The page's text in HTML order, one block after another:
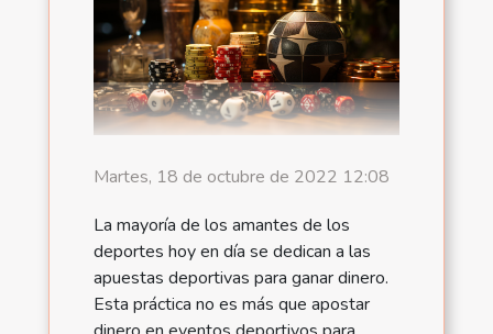
Martes, 18 de octubre de 2022 12:08
La mayoría de los amantes de los
deportes hoy en día se dedican a las
apuestas deportivas para ganar dinero.
Esta práctica no es más que apostar